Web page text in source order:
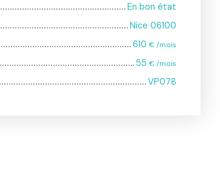
En bon état
Nice 06100
610 € /mois
55 € /mois
VP078